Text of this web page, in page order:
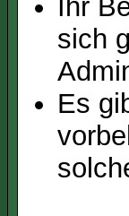
Ihr
sich
Es